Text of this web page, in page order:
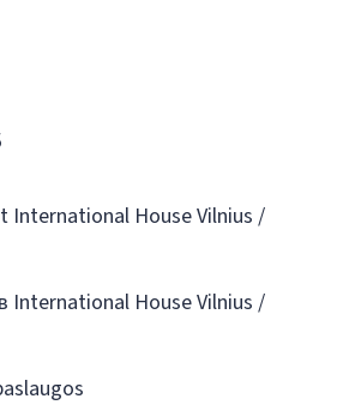
International House Vilnius /
International House Vilnius /